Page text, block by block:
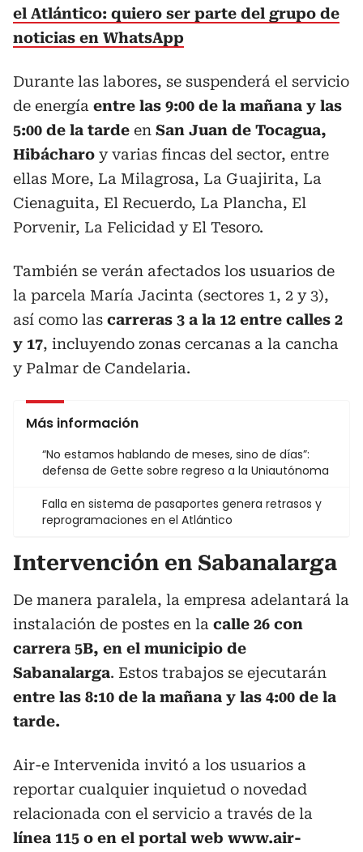
el Atlántico: quiero ser parte del grupo de
noticias en WhatsApp
Durante las labores, se suspenderá el servicio
de energía entre las 9:00 de la mañana y las
5:00 de la tarde en San Juan de Tocagua,
Hibácharo y varias fincas del sector, entre
ellas More, La Milagrosa, La Guajirita, La
Cienaguita, El Recuerdo, La Plancha, El
Porvenir, La Felicidad y El Tesoro.
También se verán afectados los usuarios de
la parcela María Jacinta (sectores 1, 2 y 3),
así como las carreras 3 a la 12 entre calles 2
y 17, incluyendo zonas cercanas a la cancha
y Palmar de Candelaria.
Más información
“No estamos hablando de meses, sino de días”:
defensa de Gette sobre regreso a la Uniautónoma
Falla en sistema de pasaportes genera retrasos y
reprogramaciones en el Atlántico
Intervención en Sabanalarga
De manera paralela, la empresa adelantará la
instalación de postes en la calle 26 con
carrera 5B, en el municipio de
Sabanalarga. Estos trabajos se ejecutarán
entre las 8:10 de la mañana y las 4:00 de la
tarde.
Air-e Intervenida invitó a los usuarios a
reportar cualquier inquietud o novedad
relacionada con el servicio a través de la
línea 115 o en el portal web www.air-